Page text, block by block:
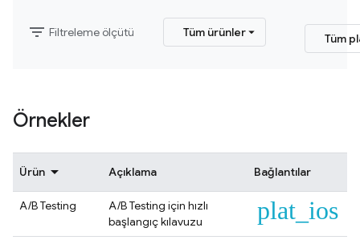
filter_list Filtreleme ölçütü Tüm ürünler Tüm
Örnekler
Ürün Açıklama Bağlantılar
A/B Testing A/B Testing için hızlı
başlangıç kılavuzu
plat_ios